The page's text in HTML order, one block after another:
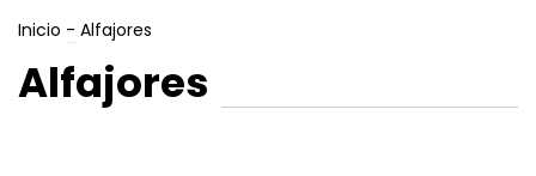
Inicio - Alfajores
Alfajores